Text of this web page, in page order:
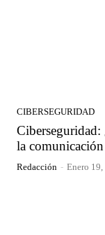
CIBERSEGURIDAD
Ciberseguridad:
la
Redacción - Enero 19,